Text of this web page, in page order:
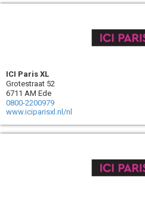
ICI Paris XL
Grotestraat 52
6711 AM Ede
0800-2200979
www.iciparisxl.nl/nl